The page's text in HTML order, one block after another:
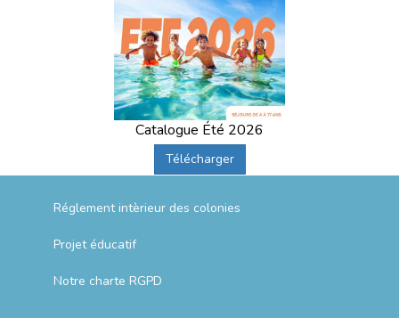
Catalogue Été 2026
Télécharger
Réglement intèrieur des colonies
Projet éducatif
Notre charte RGPD